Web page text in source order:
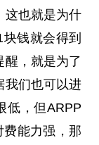
这也就是为什
钱就会得到
醒，就是为了
我们也可以进
低，但ARPP
能力强，那